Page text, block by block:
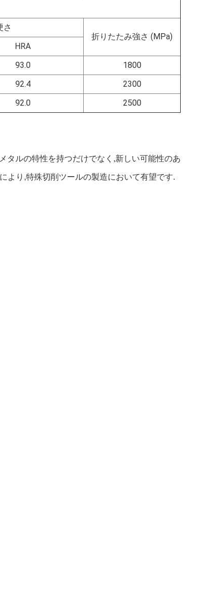
さ
折りたたみ強さ (MPa)
HRA
93.0
1800
92.4
2300
92.0 2500
タルの特性を持つだけでなく,新しい可能性のあ
より,特殊切削ツールの製造において有望です.